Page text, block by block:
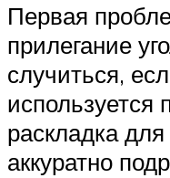
Первая
прилегание
случиться,
используется
раскладка
аккуратно